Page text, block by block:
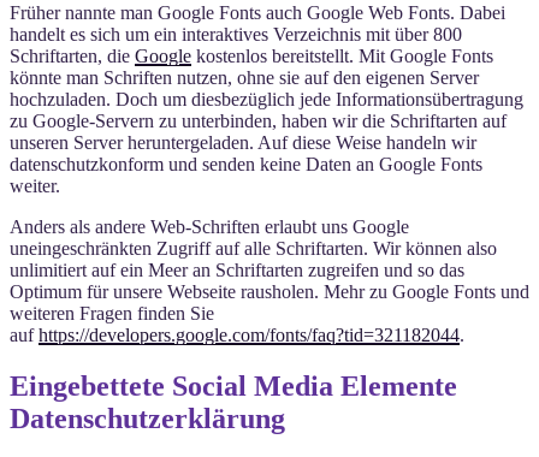
Früher nannte man Google Fonts auch Google Web Fonts. Dabei
handelt es sich um ein interaktives Verzeichnis mit über 800
Schriftarten, die Google kostenlos bereitstellt. Mit Google Fonts
könnte man Schriften nutzen, ohne sie auf den eigenen Server
hochzuladen. Doch um diesbezüglich jede Informationsübertragung
zu Google-Servern zu unterbinden, haben wir die Schriftarten auf
unseren Server heruntergeladen. Auf diese Weise handeln wir
datenschutzkonform und senden keine Daten an Google Fonts
weiter.
Anders als andere Web-Schriften erlaubt uns Google
uneingeschränkten Zugriff auf alle Schriftarten. Wir können also
unlimitiert auf ein Meer an Schriftarten zugreifen und so das
Optimum für unsere Webseite rausholen. Mehr zu Google Fonts und
weiteren Fragen finden Sie
aufhttps://developers.google.com/fonts/faq?tid=321182044.
Eingebettete Social Media Elemente
Datenschutzerklärung